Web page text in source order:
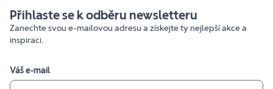
Přihlaste se k odběru newsletteru
Zanechte svou e-mailovou adresu a získejte ty nejlepší akce a
inspiraci.
Váš e-mail